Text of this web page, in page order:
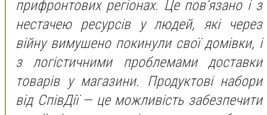
прифронтових регіонах. Це пов’язано і з
нестачею ресурсів у людей, які через
війну вимушено покинули свої домівки, і
з логістичними проблемами доставки
товарів у магазини. Продуктові набори
від СпівДії — це можливість забезпечити